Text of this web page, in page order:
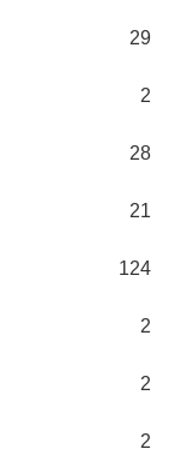
29
2
28
21
124
2
2
2